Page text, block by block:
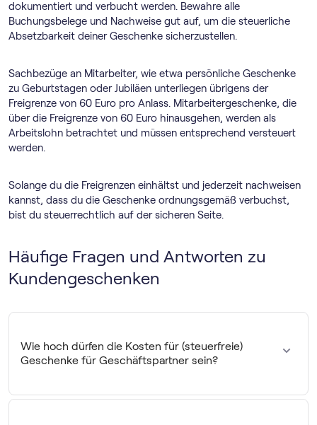
dokumentiert und verbucht werden. Bewahre alle
Buchungsbelege und Nachweise gut auf, um die steuerliche
Absetzbarkeit deiner Geschenke sicherzustellen.
Sachbezüge an Mitarbeiter, wie etwa persönliche Geschenke
zu Geburtstagen oder Jubiläen unterliegen übrigens der
Freigrenze von 60 Euro pro Anlass. Mitarbeitergeschenke, die
über die Freigrenze von 60 Euro hinausgehen, werden als
Arbeitslohn betrachtet und müssen entsprechend versteuert
werden.
Solange du die Freigrenzen einhältst und jederzeit nachweisen
kannst, dass du die Geschenke ordnungsgemäß verbuchst,
bist du steuerrechtlich auf der sicheren Seite.
Häufige Fragen und Antworten zu
Kundengeschenken
Wie hoch dürfen die Kosten für (steuerfreie)
Geschenke für Geschäftspartner sein?
Die Kosten für steuerfreie Zuwendungen an Kunden oder